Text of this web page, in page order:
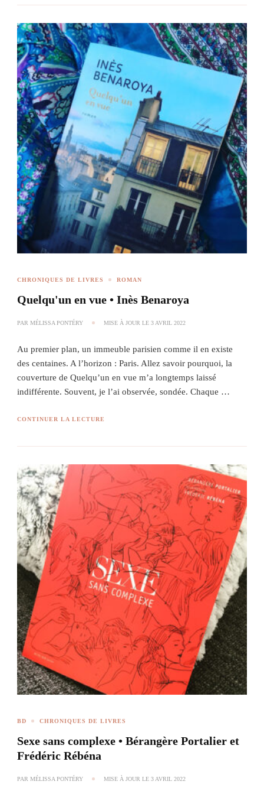
CHRONIQUES DE LIVRES ROMAN
Quelqu'un en vue • Inès Benaroya
PAR MÉLISSA PONTÉRY MISE À JOUR LE 3 AVRIL 2022
Au premier plan, un immeuble parisien comme il en existe
des centaines. A l’horizon : Paris. Allez savoir pourquoi, la
couverture de Quelqu’un en vue m’a longtemps laissé
indifférente. Souvent, je l’ai observée, sondée. Chaque …
CONTINUER LA LECTURE
BD CHRONIQUES DE LIVRES
Sexe sans complexe • Bérangère Portalier et
Frédéric Rébéna
PAR MÉLISSA PONTÉRY MISE À JOUR LE 3 AVRIL 2022